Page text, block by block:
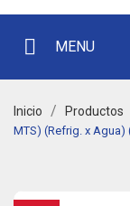
MENU
Inicio Productos
MTS) (Refrig. x Agua)